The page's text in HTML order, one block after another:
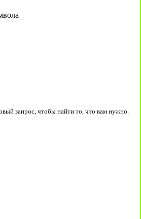
запрос, чтобы найти то, что вам нужно.